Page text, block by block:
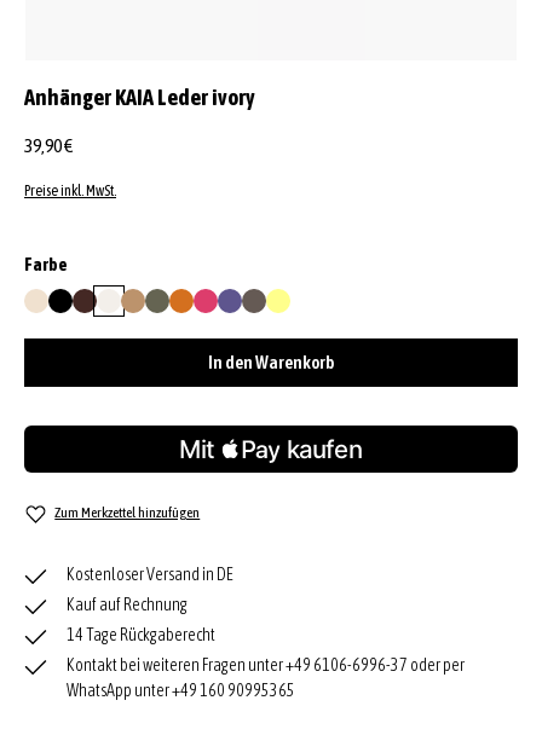
Anhänger KAIA Leder ivory
39,90 €
Preise inkl. MwSt.
Farbe
beigeblack/nickel
bordeaux
ivorynatural
oliv orange
pinkpurpletornado grey
yellow
In den Warenkorb
Zum Merkzettel hinzufügen
Kostenloser Versand in DE
Kauf auf Rechnung
14 Tage Rückgaberecht
Kontakt bei weiteren Fragen unter +49 6106-6996-37 oder per
WhatsApp unter +49 160 90995365